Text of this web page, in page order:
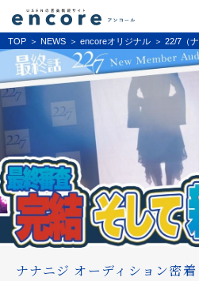
TOP NEWS encoreオリジナル 22/7（
ナナニジ オーディション密着